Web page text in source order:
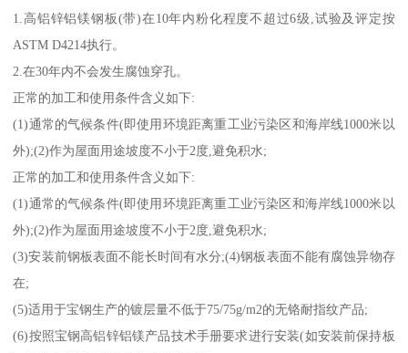
1.高铝锌铝镁钢板(带)在10年内粉化程度不超过6级,试验及评定按
ASTM D4214执行。
2.在30年内不会发生腐蚀穿孔。
正常的加工和使用条件含义如下:
(1)通常的气候条件(即使用环境距离重工业污染区和海岸线1000米以
外);(2)作为屋面用途坡度不小于2度,避免积水;
正常的加工和使用条件含义如下:
(1)通常的气候条件(即使用环境距离重工业污染区和海岸线1000米以
外);(2)作为屋面用途坡度不小于2度,避免积水;
(3)安装前钢板表面不能长时间有水分;(4)钢板表面不能有腐蚀异物存
在;
(5)适用于宝钢生产的镀层量不低于75/75g/m2的无铬耐指纹产品;
(6)按照宝钢高铝锌铝镁产品技术手册要求进行安装(如安装前保持板